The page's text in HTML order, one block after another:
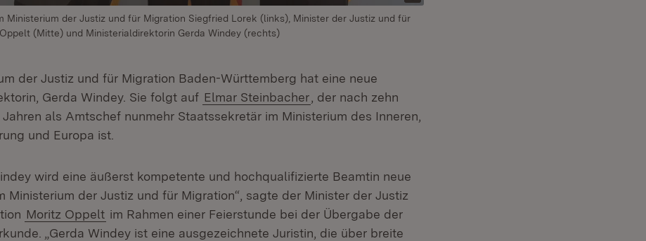
Ministerium der Justiz und für Migration Siegfried Lorek (links), Minister der Justiz und für
(Mitte) und Ministerialdirektorin Gerda Windey (rechts)
der Justiz und für Migration Baden-Württemberg hat eine neue
Gerda Windey. Sie folgt auf Elmar Steinbacher , der nach zehn
als Amtschef nunmehr Staatssekretär im Ministerium des Inneren,
und Europa ist.
wird eine äußerst kompetente und hochqualifizierte Beamtin neue
Ministerium der Justiz und für Migration“, sagte der Minister der Justiz
Moritz Oppelt im Rahmen einer Feierstunde bei der Übergabe der
„Gerda Windey ist eine ausgezeichnete Juristin, die über breite